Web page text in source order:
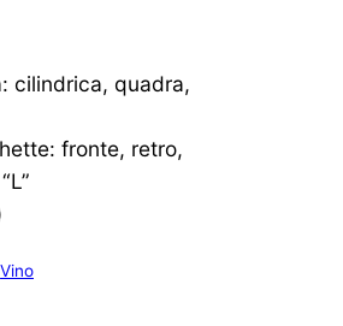
cilindrica, quadra,
fronte, retro,
Vino